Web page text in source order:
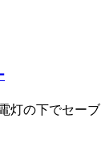
灯の下でセーブ